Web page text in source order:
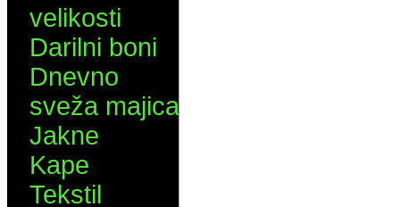
velikosti
Darilni boni
Dnevno
sveža majica
Jakne
Kape
Tekstil